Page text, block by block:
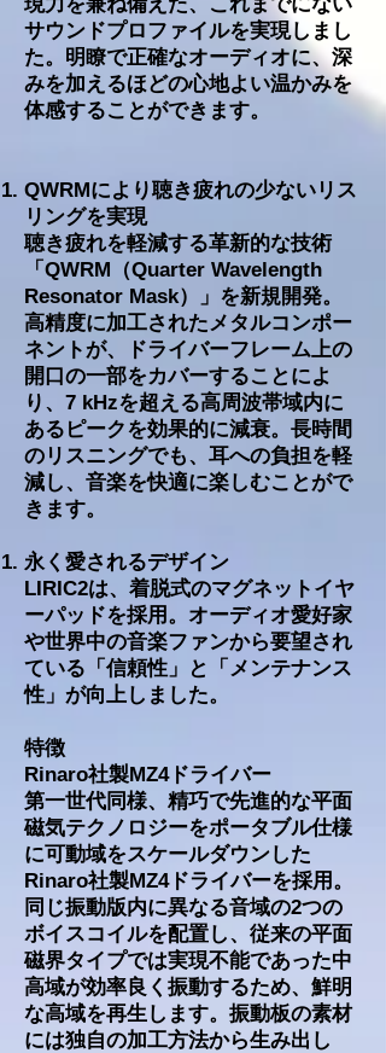
サウンドプロファイルを実現しまし
た。明瞭で正確なオーディオに、深
みを加えるほどの心地よい温かみを
体感することができます。
QWRMにより聴き疲れの少ないリス
リングを実現
聴き疲れを軽減する革新的な技術
「QWRM（Quarter Wavelength
Resonator Mask）」を新規開発。
高精度に加工されたメタルコンポー
ネントが、ドライバーフレーム上の
開口の一部をカバーすることによ
り、7 kHzを超える高周波帯域内に
あるピークを効果的に減衰。長時間
のリスニングでも、耳への負担を軽
減し、音楽を快適に楽しむことがで
きます。
永く愛されるデザイン
LIRIC2は、着脱式のマグネットイヤ
ーパッドを採用。オーディオ愛好家
や世界中の音楽ファンから要望され
ている「信頼性」と「メンテナンス
性」が向上しました。
特徴
Rinaro社製MZ4ドライバー
第一世代同様、精巧で先進的な平面
磁気テクノロジーをポータブル仕様
に可動域をスケールダウンした
Rinaro社製MZ4ドライバーを採用。
同じ振動版内に異なる音域の2つの
ボイスコイルを配置し、従来の平面
磁界タイプでは実現不能であった中
高域が効率良く振動するため、鮮明
な高域を再生します。振動板の素材
には独自の加工方法から生み出し